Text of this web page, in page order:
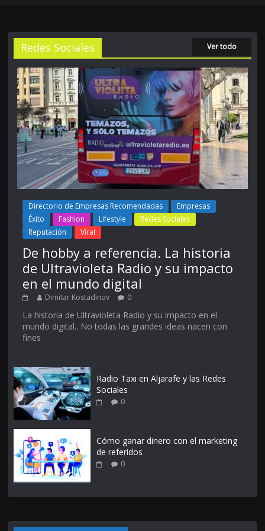
Redes Sociales Ver todo
Directorio de Empresas Recomendadas
Empresas
Éxito
Fashion Lifestyle
Redes Sociales
Reputación
Viral
De hobby a referencia. La historia
de Ultravioleta Radio y su impacto
en el mundo digital
Dimitar Kostadinov 0
La historia de Ultravioleta Radio y su impacto en el
mundo digital.. No todas las grandes ideas nacen con
fines
Radio Taxi en Aljarafe y las Redes
Sociales
0
Cómo ganar dinero con el marketing
de referidos
0